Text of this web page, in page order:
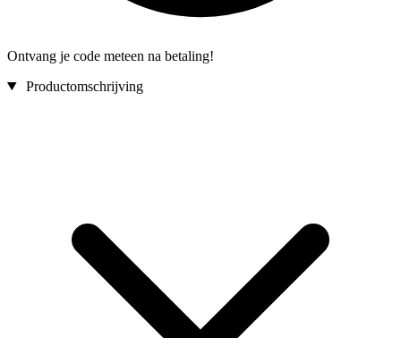
Ontvang je code meteen na betaling!
Productomschrijving